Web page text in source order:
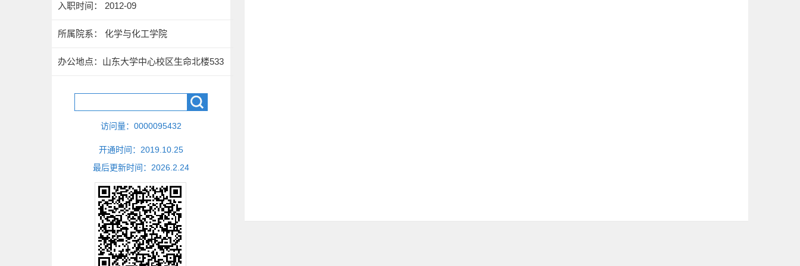
入职时间： 2012-09
所属院系： 化学与化工学院
办公地点：山东大学中心校区生命北楼533
访问量： 0000095432
开通时间： 2019 10 25
最后更新时间： 2026 2 24